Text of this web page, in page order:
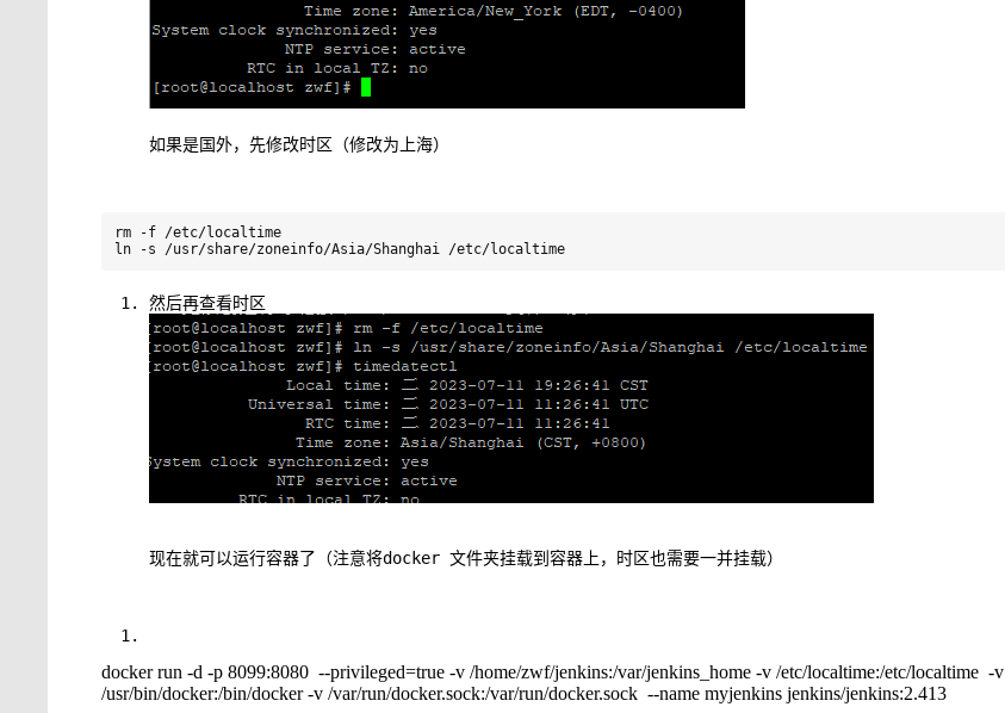
如果是国外，先修改时区（修改为上海）
rm -f /etc/localtime
ln -s /usr/share/zoneinfo/Asia/Shanghai /etc/localtime
然后再查看时区
现在就可以运行容器了（注意将docker 文件夹挂载到容器上，时区也需要一并挂载）
docker run -d -p 8099:8080 --privileged=true -v /home/zwf/jenkins:/var/jenkins_home -v /etc/localtime:/etc/localtime -v
/usr/bin/docker:/bin/docker -v /var/run/docker.sock:/var/run/docker.sock --name myjenkins jenkins/jenkins:2.413